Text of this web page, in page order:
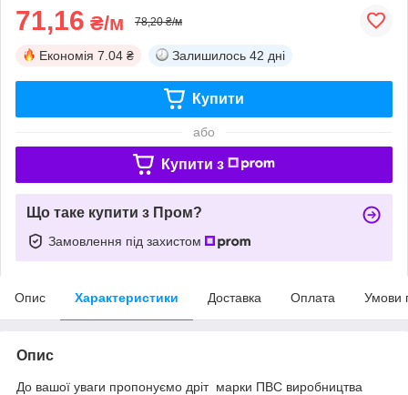
71,16 ₴/м 78,20 ₴/м
Економія 7.04 ₴ Залишилось 42 дні
Купити
або
Купити з
Що таке купити з Пром?
Замовлення під захистом
Опис Характеристики Доставка Оплата Умови
Опис
До вашої уваги пропонуємо дріт марки ПВС виробництва